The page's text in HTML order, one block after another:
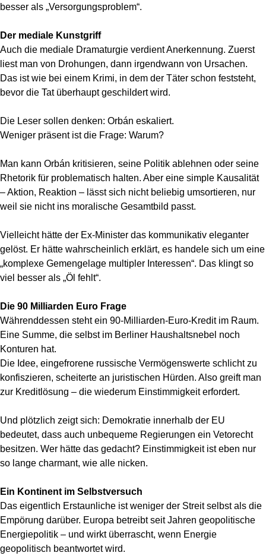
besser als „Versorgungsproblem“.
Der mediale Kunstgriff
Auch die mediale Dramaturgie verdient Anerkennung. Zuerst
liest man von Drohungen, dann irgendwann von Ursachen.
Das ist wie bei einem Krimi, in dem der Täter schon feststeht,
bevor die Tat überhaupt geschildert wird.
Die Leser sollen denken: Orbán eskaliert.
Weniger präsent ist die Frage: Warum?
Man kann Orbán kritisieren, seine Politik ablehnen oder seine
Rhetorik für problematisch halten. Aber eine simple Kausalität
– Aktion, Reaktion – lässt sich nicht beliebig umsortieren, nur
weil sie nicht ins moralische Gesamtbild passt.
Vielleicht hätte der Ex-Minister das kommunikativ eleganter
gelöst. Er hätte wahrscheinlich erklärt, es handele sich um eine
„komplexe Gemengelage multipler Interessen“. Das klingt so
viel besser als „Öl fehlt“.
Die 90 Milliarden Euro Frage
Währenddessen steht ein 90-Milliarden-Euro-Kredit im Raum.
Eine Summe, die selbst im Berliner Haushaltsnebel noch
Konturen hat.
Die Idee, eingefrorene russische Vermögenswerte schlicht zu
konfiszieren, scheiterte an juristischen Hürden. Also greift man
zur Kreditlösung – die wiederum Einstimmigkeit erfordert.
Und plötzlich zeigt sich: Demokratie innerhalb der EU
bedeutet, dass auch unbequeme Regierungen ein Vetorecht
besitzen. Wer hätte das gedacht? Einstimmigkeit ist eben nur
so lange charmant, wie alle nicken.
Ein Kontinent im Selbstversuch
Das eigentlich Erstaunliche ist weniger der Streit selbst als die
Empörung darüber. Europa betreibt seit Jahren geopolitische
Energiepolitik – und wirkt überrascht, wenn Energie
geopolitisch beantwortet wird.